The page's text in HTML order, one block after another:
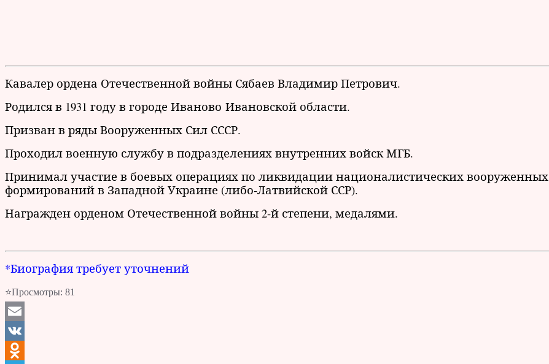
Кавалер ордена Отечественной войны Сябаев Владимир Петрович.
Родился в 1931 году в городе Иваново Ивановской области.
Призван в ряды Вооруженных Сил СССР.
Проходил военную службу в подразделениях внутренних войск МГБ.
Принимал участие в боевых операциях по ликвидации националистических вооруженных
формирований в Западной Украине (либо-Латвийской ССР).
Награжден орденом Отечественной войны 2-й степени, медалями.
*Биография требует уточнений
⭐Просмотры: 81
Email
VK